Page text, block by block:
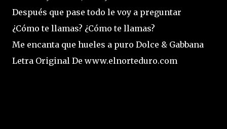
Después que pase todo le voy a preguntar
¿Cómo te llamas? ¿Cómo te llamas?
Me encanta que hueles a puro Dolce & Gabbana
Letra Original De www.elnorteduro.com